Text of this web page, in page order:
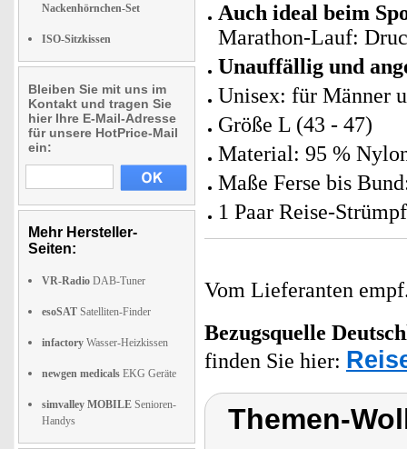
Nackenhörnchen-Set
ISO-Sitzkissen
Bleiben Sie mit uns im
Kontakt und tragen Sie
hier Ihre E-Mail-Adresse
für unsere HotPrice-Mail
ein:
Mehr Hersteller-
Seiten:
VR-Radio DAB-Tuner
esoSAT Satelliten-Finder
infactory Wasser-Heizkissen
newgen medicals EKG Geräte
simvalley MOBILE Senioren-
Handys
Auch ideal beim
Marathon-Lauf:
Unauffällig und
Unisex: für Männer
Größe L (43 - 47)
Material: 95 %
Maße Ferse bis
1 Paar Reise-
Vom Lieferanten
Bezugsquelle
finden Sie hier:
Themen-